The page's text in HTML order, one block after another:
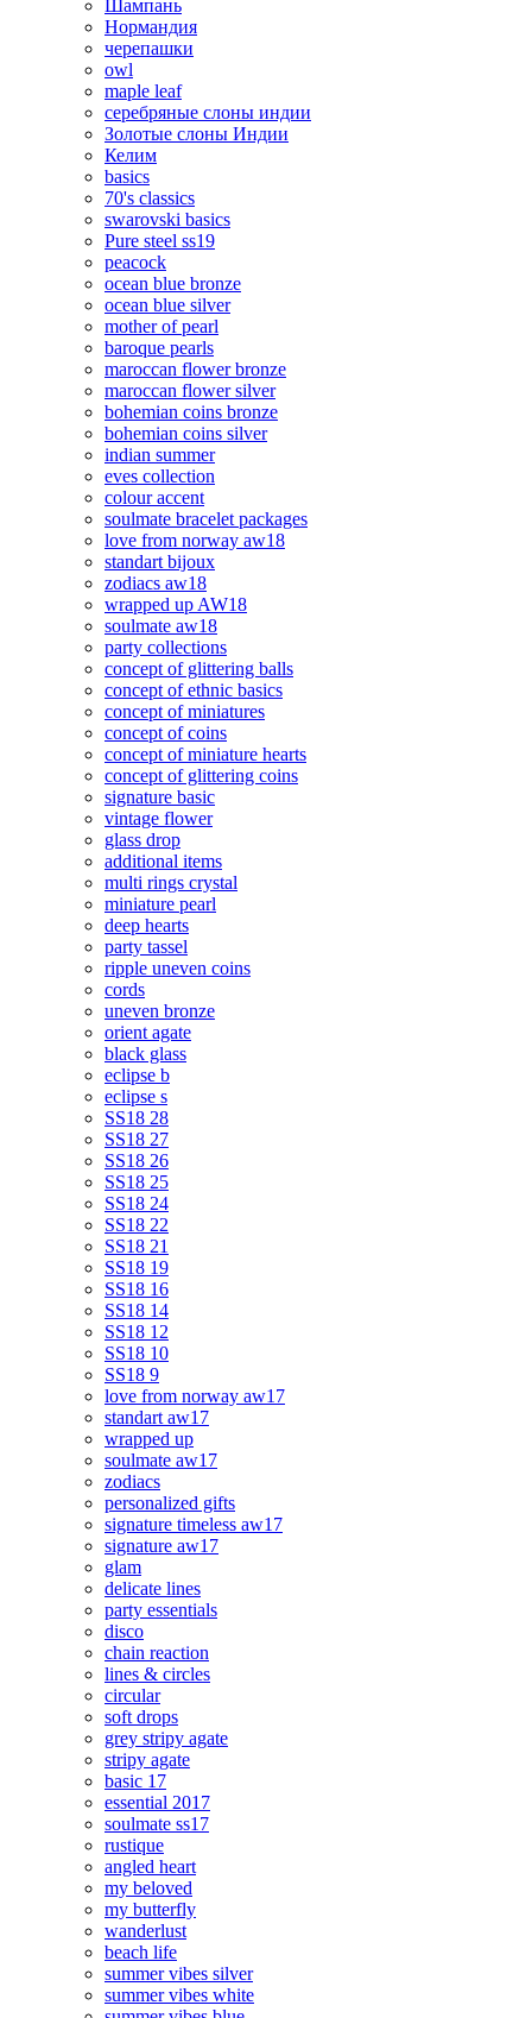
Шампань
Нормандия
черепашки
owl
maple leaf
серебряные слоны индии
Золотые слоны Индии
Келим
basics
70's classics
swarovski basics
Pure steel ss19
peacock
ocean blue bronze
ocean blue silver
mother of pearl
baroque pearls
maroccan flower bronze
maroccan flower silver
bohemian coins bronze
bohemian coins silver
indian summer
eves collection
colour accent
soulmate bracelet packages
love from norway aw18
standart bijoux
zodiacs aw18
wrapped up AW18
soulmate aw18
party collections
concept of glittering balls
concept of ethnic basics
concept of miniatures
concept of coins
concept of miniature hearts
concept of glittering coins
signature basic
vintage flower
glass drop
additional items
multi rings crystal
miniature pearl
deep hearts
party tassel
ripple uneven coins
cords
uneven bronze
orient agate
black glass
eclipse b
eclipse s
SS18 28
SS18 27
SS18 26
SS18 25
SS18 24
SS18 22
SS18 21
SS18 19
SS18 16
SS18 14
SS18 12
SS18 10
SS18 9
love from norway aw17
standart aw17
wrapped up
soulmate aw17
zodiacs
personalized gifts
signature timeless aw17
signature aw17
glam
delicate lines
party essentials
disco
chain reaction
lines & circles
circular
soft drops
grey stripy agate
stripy agate
basic 17
essential 2017
soulmate ss17
rustique
angled heart
my beloved
my butterfly
wanderlust
beach life
summer vibes silver
summer vibes white